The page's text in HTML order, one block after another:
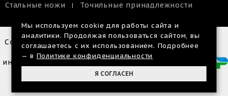
Стальные ножи
Точильные принадлежности
Copyright © 2014-2026 |
Размещенная
информация на сайте, не
офертой
Мы используем cookie для работы сайта и
аналитики. Продолжая пользоваться сайтом, вы
соглашаетесь с их использованием. Подробнее
— в Политике конфиденциальности
Я СОГЛАСЕН